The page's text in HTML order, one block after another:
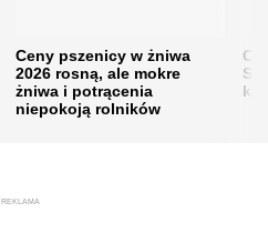
Ceny pszenicy w żniwa
2026 rosną, ale mokre
żniwa i potrącenia
niepokoją rolników
REKLAMA